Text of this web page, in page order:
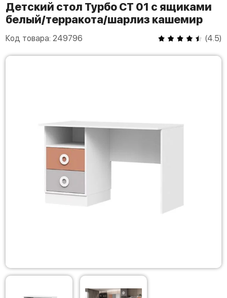
Детский стол Турбо СТ 01 с ящиками
белый/терракота/шарлиз кашемир
Код товара: 249796 (4.5)